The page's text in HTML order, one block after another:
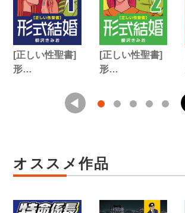
[正しい性聖書]
形…
[正しい性聖書]
形…
オススメ作品